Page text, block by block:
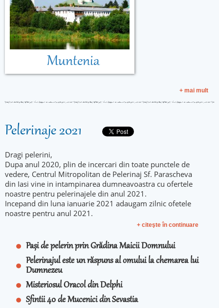
Muntenia
+ mai mult
Pelerinaje 2021
Dragi pelerini,
Dupa anul 2020, plin de incercari din toate punctele de
vedere, Centrul Mitropolitan de Pelerinaj Sf. Parascheva
din Iasi vine in intampinarea dumneavoastra cu ofertele
noastre pentru pelerinajele din anul 2021.
Incepand din luna ianuarie 2021 adaugam zilnic ofetele
noastre pentru anul 2021.
+ citeşte în continuare
Pași de pelerin prin Grădina Maicii Domnului
Pelerinajul este un răspuns al omului la chemarea lui
Dumnezeu
Misteriosul Oracol din Delphi
Sfintii 40 de Mucenici din Sevastia